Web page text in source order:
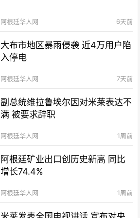
阿根廷华人网 6天前
大布市地区暴雨侵袭 近4万用户陷
入停电
阿根廷华人网 7天前
副总统维拉鲁埃尔因对米莱表达不
满 被要求辞职
阿根廷华人网 1周前
阿根廷矿业出口创历史新高 同比
增长74.4%
阿根廷华人网 1周前